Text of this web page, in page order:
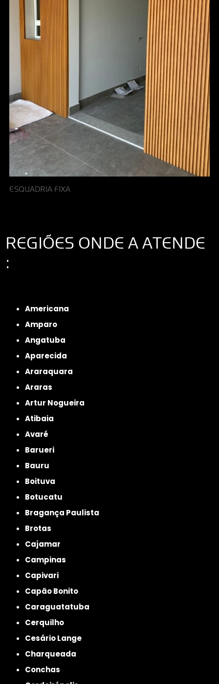
ESQUADRIA FIXA
REGIÕES ONDE A ATENDE
:
Americana
Amparo
Angatuba
Aparecida
Araraquara
Araras
Artur Nogueira
Atibaia
Avaré
Barueri
Bauru
Boituva
Botucatu
Bragança Paulista
Brotas
Cajamar
Campinas
Capivari
Capão Bonito
Caraguatatuba
Cerquilho
Cesário Lange
Charqueada
Conchas